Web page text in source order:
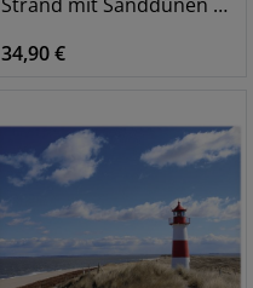
34,90 €